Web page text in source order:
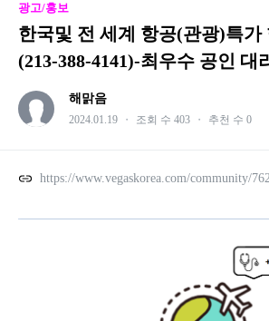
광고/홍보
한국및 전 세계 항공(관광)특가
(213-388-4141)-최우수 공인 대
해맑음
2024.01.19 ・ 조회 수 403 ・ 추천 수 0
https://www.vegaskorea.com/community/